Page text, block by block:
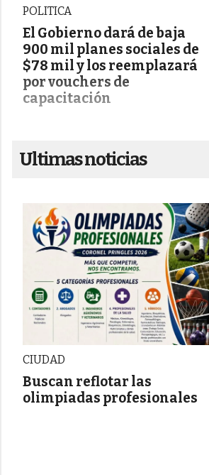
POLITICA
El Gobierno dará de baja
900 mil planes sociales de
$78 mil y los reemplazará
por vouchers de
capacitación
Ultimas noticias
CIUDAD
Buscan reflotar las
olimpiadas profesionales